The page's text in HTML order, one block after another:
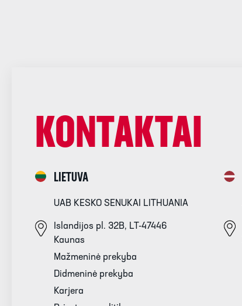
KONTAKTAI
LIETUVA
UAB KESKO SENUKAI LITHUANIA
Islandijos pl. 32B, LT-47446
Kaunas
Mažmeninė prekyba
Didmeninė prekyba
Karjera